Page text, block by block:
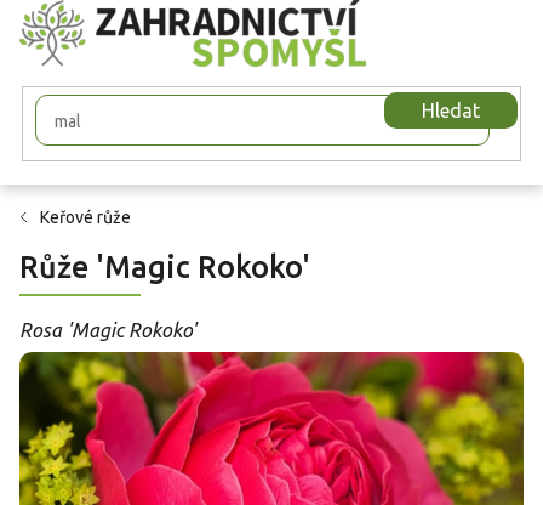
Přejít
na
obsah
Hledat
Keřové růže
Růže 'Magic Rokoko'
Rosa 'Magic Rokoko'